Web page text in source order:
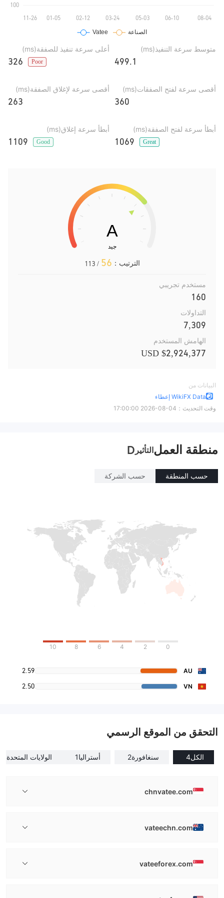
متوسط سرعة التنفيذ(ms)
499.1
أعلى سرعة تنفيذ للصفقة(ms)
326 Poor
أقصى سرعة لفتح الصفقات(ms)
360
أقصى سرعة لإغلاق الصفقة(ms)
263
أبطأ سرعة لفتح الصفقة(ms)
1069 Great
أبطأ سرعة إغلاق(ms)
1109 Good
الترتيب： 56
/ 113
مستخدم تجريبي
160
التداولات
7,309
الهامش المستخدم
$2,924,377 USD
البيانات من
WikiFX Data إعطاء
وقت التحديث： 2026-08-04 17:00:00
منطقة العملالتأثير D
حسب المنطقة حسب الشركة
0
2
4
6
8
10
AU
2.59
VN
2.50
التحقق من الموقع الرسمي
الكل4 سنغافورة2 أستراليا1 الولايات المتحدة
chnvatee.com
vateechn.com
vateeforex.com